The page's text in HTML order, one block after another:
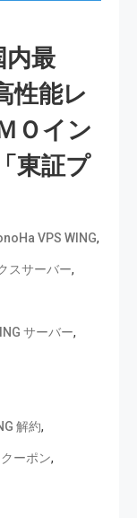
内最
性能レ
Ｏイン
東証プ
VPS WING,
スサーバー,
サーバー,
解約,
ーポン,